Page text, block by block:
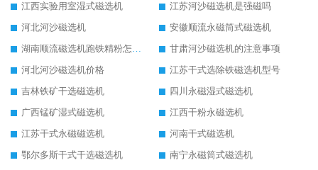
江西实验用室湿式磁选机
江苏河沙磁选机是强磁吗
河北河沙磁选机
安徽顺流永磁筒式磁选机
湖南顺流磁选机跑铁精粉怎么处理
甘肃河沙磁选机的注意事项
河北河沙磁选机价格
江苏干式选除铁磁选机型号
吉林铁矿干选磁选机
四川永磁湿式磁选机
广西锰矿湿式磁选机
江西干粉永磁选机
江苏干式永磁磁选机
河南干式磁选机
鄂尔多斯干式干选磁选机
南宁永磁筒式磁选机